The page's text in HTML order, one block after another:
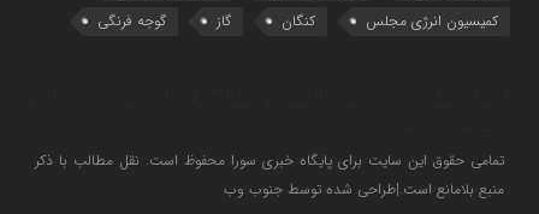
کمیسیون انرژی مجلس
کنگان گاز گوجه فرنگی
تمامی حقوق این سایت برای پایگاه خبری سورا محفوظ است. نقل مطالب با ذکر
منبع بلامانع است.|طراحی شده توسط جنوب وب